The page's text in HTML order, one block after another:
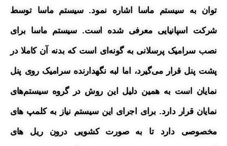
توان به سیستم ماسا اشاره نمود. سیستم ماسا توسط
شرکت اسپانیایی معرفی شده است. سیستم ماسا برای
نصب سرامیک پرسلانی به گونه‌ای است که بدنه آن کاملا در
پشت پنل قرار می‌گیرد، اما لبه نگهدارنده سرامیک روی پنل
نمایان است به همین دلیل این روش در گروه سیستم‌های
نمایان قرار دارد. برای اجرای این سیستم نیاز به کلمپ های
مخصوصی دارد تا به صورت کشویی درون ریل های